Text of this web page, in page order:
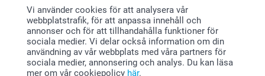
Vi använder cookies för att analysera vår
webbplatstrafik, för att anpassa innehåll och
annonser och för att tillhandahålla funktioner för
sociala medier. Vi delar också information om din
användning av vår webbplats med våra partners för
sociala medier, annonsering och analys. Du kan läsa
mer om vår cookiepolicy här.
🩵-liga hälsningar
Pernilla @smartphoto
Mycket nöjd
Visa reaktioner
2025-11-25
08:35